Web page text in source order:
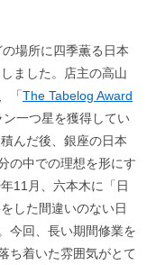
場所に四季薫る日本
ました。店主の高山
「The Tabelog Award
ン一つ星を獲得してい
積んだ後、銀座の日本
の中での理想を形にす
11月、六本木に「日
した間違いのない日
今回、長い期間修業を
ち着いた雰囲気がとて